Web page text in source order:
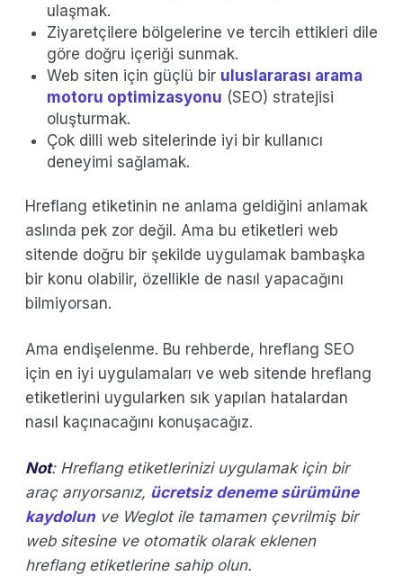
ulaşmak.
Ziyaretçilere bölgelerine ve tercih ettikleri dile
göre doğru içeriği sunmak.
Web siten için güçlü bir uluslararası arama
motoru optimizasyonu (SEO) stratejisi
oluşturmak.
Çok dilli web sitelerinde iyi bir kullanıcı
deneyimi sağlamak.
Hreflang etiketinin ne anlama geldiğini anlamak
aslında pek zor değil. Ama bu etiketleri web
sitende doğru bir şekilde uygulamak bambaşka
bir konu olabilir, özellikle de nasıl yapacağını
bilmiyorsan.
Ama endişelenme. Bu rehberde, hreflang SEO
için en iyi uygulamaları ve web sitende hreflang
etiketlerini uygularken sık yapılan hatalardan
nasıl kaçınacağını konuşacağız.
Not: Hreflang etiketlerinizi uygulamak için bir
araç arıyorsanız, ücretsiz deneme sürümüne
kaydolun ve Weglot ile tamamen çevrilmiş bir
web sitesine ve otomatik olarak eklenen
hreflang etiketlerine sahip olun.